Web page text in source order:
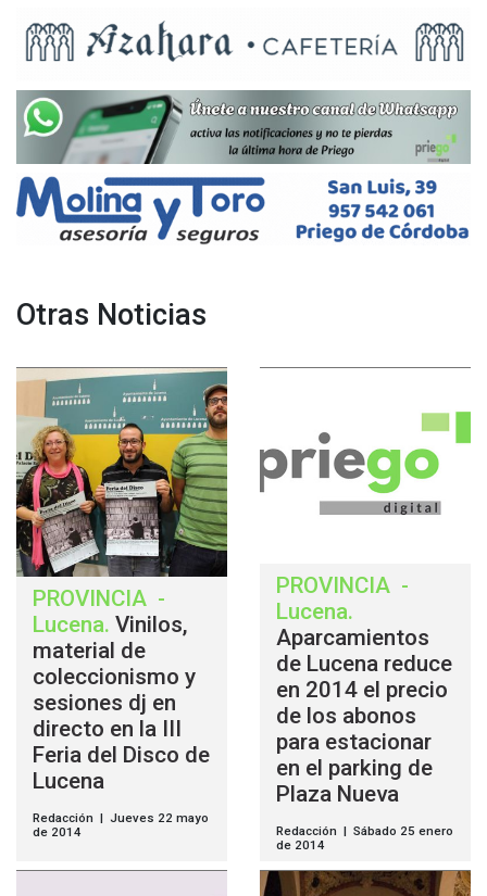
Otras Noticias
PROVINCIA -
Lucena. Vinilos,
material de
coleccionismo y
sesiones dj en
directo en la III
Feria del Disco de
Lucena
Redacción | Jueves 22 mayo
de 2014
PROVINCIA -
Lucena.
Aparcamientos
de Lucena reduce
en 2014 el precio
de los abonos
para estacionar
en el parking de
Plaza Nueva
Redacción | Sábado 25 enero
de 2014